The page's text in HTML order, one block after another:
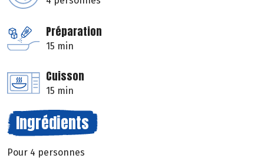
Préparation
15 min
Cuisson
15 min
Ingrédients
Pour 4 personnes